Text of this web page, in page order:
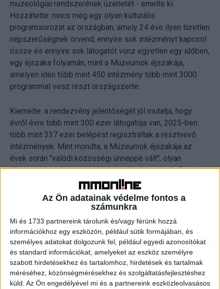
Az Ön adatainak védelme fontos a
számunkra
Mi és 1733 partnereink tárolunk és/vagy férünk hozzá
információkhoz egy eszközön, például sütik formájában, és
személyes adatokat dolgozunk fel, például egyedi azonosítókat
és standard információkat, amelyeket az eszköz személyre
szabott hirdetésekhez és tartalomhoz, hirdetések és tartalmak
méréséhez, közönségmérésekhez és szolgáltatásfejlesztéshez
küld. Az Ön engedélyével mi és a partnereink eszközleolvasásos
muzeológiai rendszerének üzenetét - emelte ki.
Hozzátette: nincs még egy olyan kulturális
programsorozat az országban, amely 24 éve ilyen töretlen
népszerűségnek örvend, ennyire sok intézményt kapcsol
össze és ennyire sok látogatót vonz egyetlen egy időben,
egy éjszaka folyamán, mint a Múzeumok éjszakája,
amelyen idén több mint 450 intézmény több mint 3000
programmal vesz részt országszerte.
Kiemelte: a rendezvény jelentőségét jól mutatja, hogy
évről évre több mint 300 ezer látogatója van, 2025-ben
több mint 337 ezer belépést regisztráltak a résztvevő
intézmények. Mint mondta, a Múzeumok éjszakája az
évek során "valódi közösségi ünneppé vált", olyan
alkalommá, amikor a családok, baráti társaságok, fiatalok,
idősebbek együtt fedezik fel a múzeumokat,
gyűjteményeket, műalkotásokat, technikai értékeket, a
történelmi örökség részeit.
Hangsúlyozta, hogy ez nem egy budapesti program,
hanem egy "országos méretűvé nőtt kulturális esemény",
hiszen a fővárosi intézmények mellett vidéki városok,
kisebb települések, falvak is színvonalas, tartalmas,
szórakoztató kulturális programokkal várják a látogatókat.